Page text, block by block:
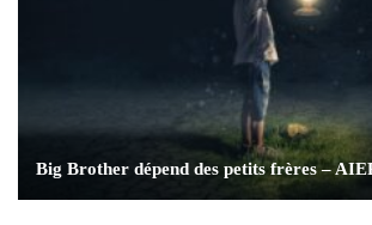
Big Brother dépend des petits frères –